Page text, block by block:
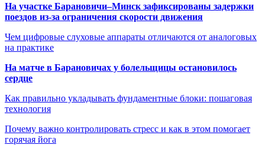
На участке Барановичи–Минск зафиксированы задержки
поездов из-за ограничения скорости движения
Чем цифровые слуховые аппараты отличаются от аналоговых
на практике
На матче в Барановичах у болельщицы остановилось
сердце
Как правильно укладывать фундаментные блоки: пошаговая
технология
Почему важно контролировать стресс и как в этом помогает
горячая йога